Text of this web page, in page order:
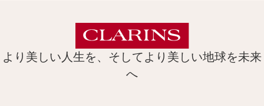
より美しい人生を、そしてより美しい地球を未来
へ